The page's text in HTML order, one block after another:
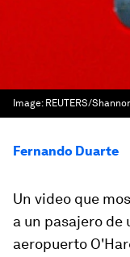
Image: REUTERS/
Fernando Duarte
Un video que
a un pasajero de
aeropuerto